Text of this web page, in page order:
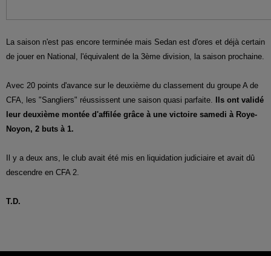
La saison n'est pas encore terminée mais Sedan est d'ores et déjà certain
de jouer en National, l'équivalent de la 3ème division, la saison prochaine.
Avec 20 points d'avance sur le deuxième du classement du groupe A de
CFA, les "Sangliers" réussissent une saison quasi parfaite. Ils ont validé
leur deuxième montée d'affilée grâce à une victoire samedi à Roye-
Noyon, 2 buts à 1.
Il y a deux ans, le club avait été mis en liquidation judiciaire et avait dû
descendre en CFA 2.
T.D.